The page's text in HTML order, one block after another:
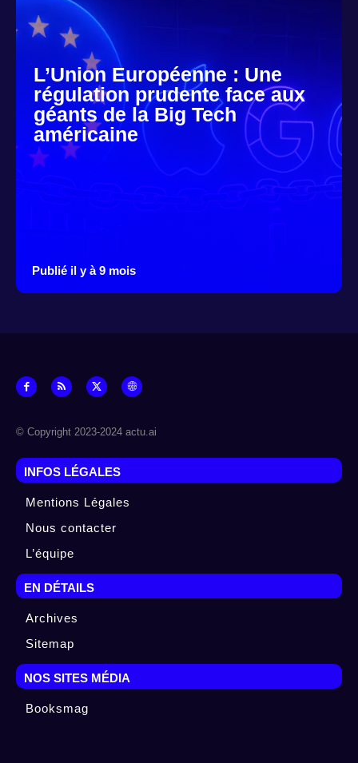
L’Union Européenne : Une
régulation prudente face aux
géants de la Big Tech
américaine
Publié il y à 9 mois
© Copyright 2023-2024 actu.ai
INFOS LÉGALES
Mentions Légales
Nous contacter
L’équipe
EN DÉTAILS
Archives
Sitemap
NOS SITES MÉDIA
Booksmag